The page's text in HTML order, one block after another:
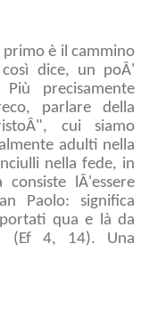
è il cammino
dice, un poÂ'
precisamente
parlare della
cui siamo
adulti nella
nella fede, in
lÂ'essere
Paolo: significa
qua e là da
(Ef 4, 14). Una